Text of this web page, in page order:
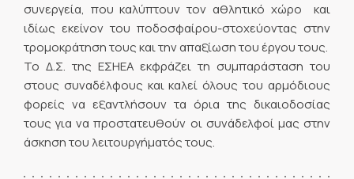
συνεργεία, που καλύπτουν τον αθλητικό χώρο  και
ιδίως εκείνον του ποδοσφαίρου-στοχεύοντας στην
τρομοκράτηση τους και την απαξίωση του έργου τους.
Το Δ.Σ. της ΕΣΗΕΑ εκφράζει τη συμπαράσταση του
στους συναδέλφους και καλεί όλους του αρμόδιους
φορείς να εξαντλήσουν τα όρια της δικαιοδοσίας
τους για να προστατευθούν οι συνάδελφοί μας στην
άσκηση του λειτουργήματός τους.